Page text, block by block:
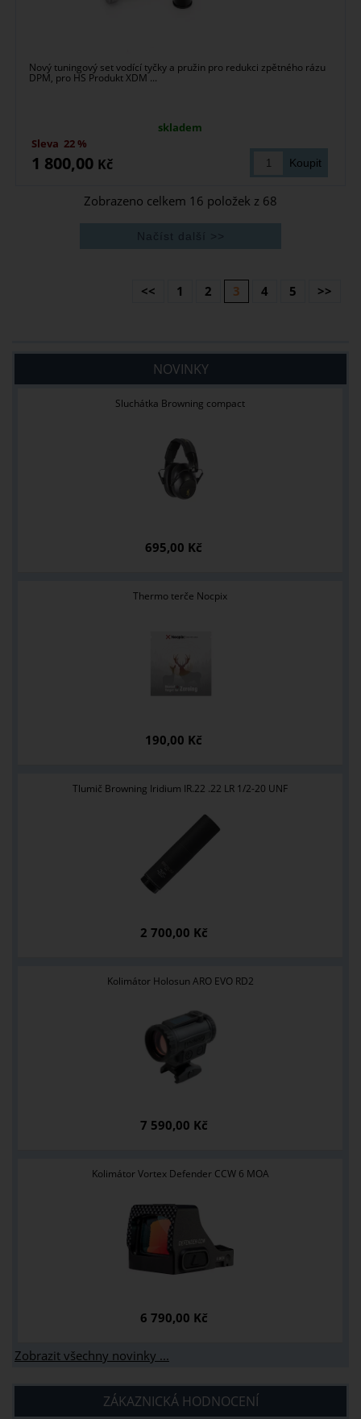
Nový tuningový set vodící tyčky a pružin pro redukci zpětného rázu
DPM, pro HS Produkt XDM ...
skladem
1 800,00 Kč
Sleva 22 %
Zobrazeno celkem 16 položek z 68
<< 1 2 3 4 5 >>
NOVINKY
Sluchátka Browning compact
695,00 Kč
Thermo terče Nocpix
190,00 Kč
Tlumič Browning Iridium IR.22 .22 LR 1/2-20 UNF
2 700,00 Kč
Kolimátor Holosun ARO EVO RD2
7 590,00 Kč
Kolimátor Vortex Defender CCW 6 MOA
6 790,00 Kč
Zobrazit všechny novinky ...
ZÁKAZNICKÁ HODNOCENÍ